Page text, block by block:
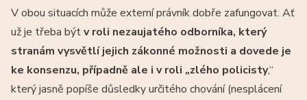
V obou situacích může externí právník dobře zafungovat. Ať
už je třeba býtv roli nezaujatého odborníka, který
stranám vysvětlí jejich zákonné možnosti a dovede je
ke konsenzu, případně ale i v roli „zlého policisty,“
který jasně popíše důsledky určitého chování (nesplácení